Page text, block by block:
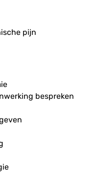
pijn
bespreken